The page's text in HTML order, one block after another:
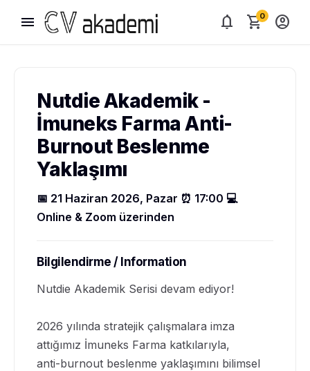
menu notifications shopping_cart0 account_circle
Nutdie Akademik -
İmuneks Farma Anti-
Burnout Beslenme
Yaklaşımı
📅 21 Haziran 2026, Pazar ⏰ 17:00 💻
Online & Zoom üzerinden
Bilgilendirme / Information
Nutdie Akademik Serisi devam ediyor!
2026 yılında stratejik çalışmalara imza
attığımız İmuneks Farma katkılarıyla,
anti-burnout beslenme yaklaşımını bilimsel